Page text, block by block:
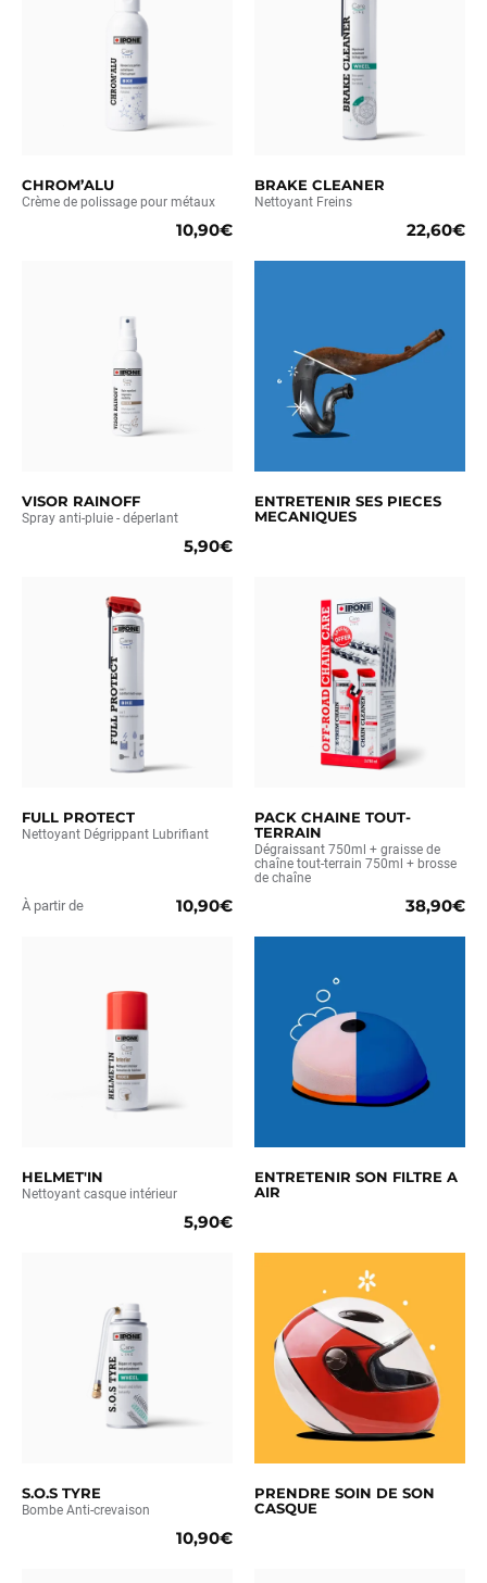
CHROM’ALU
Crème de polissage pour métaux
10,90€
BRAKE CLEANER
Nettoyant Freins
22,60€
VISOR RAINOFF
Spray anti-pluie - déperlant
5,90€
ENTRETENIR SES PIECES
MECANIQUES
FULL PROTECT
Nettoyant Dégrippant Lubrifiant
À partir de 10,90€
PACK CHAINE TOUT-
TERRAIN
Dégraissant 750ml + graisse de
chaîne tout-terrain 750ml + brosse
de chaîne
38,90€
HELMET'IN
Nettoyant casque intérieur
5,90€
ENTRETENIR SON FILTRE A
AIR
S.O.S TYRE
Bombe Anti-crevaison
10,90€
PRENDRE SOIN DE SON
CASQUE